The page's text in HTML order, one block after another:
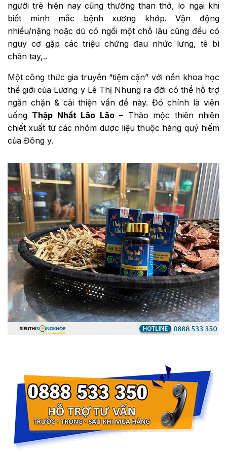
người trẻ hiện nay cũng thường than thở, lo ngại khi
biết mình mắc bệnh xương khớp. Vận động
nhiều/nặng hoặc dù có ngồi một chỗ lâu cũng đều có
nguy cơ gặp các triệu chứng đau nhức lưng, tê bì
chân tay,..
Một công thức gia truyền “tiệm cận” với nền khoa học
thế giới của Lương y Lê Thị Nhung ra đời có thể hỗ trợ
ngăn chặn & cải thiện vấn đề này. Đó chính là viên
uống Thập Nhất Lão Lão– Thảo mộc thiên nhiên
chiết xuất từ các nhóm dược liệu thuộc hàng quý hiếm
của Đông y.